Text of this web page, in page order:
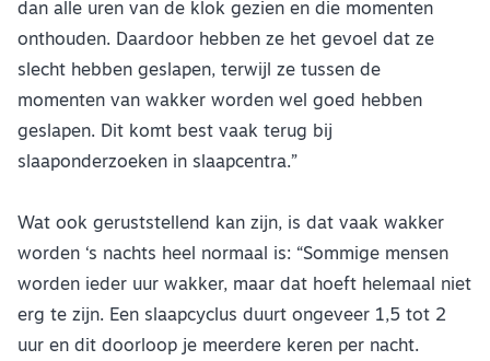
dan alle uren van de klok gezien en die momenten
onthouden. Daardoor hebben ze het gevoel dat ze
slecht hebben geslapen, terwijl ze tussen de
momenten van wakker worden wel goed hebben
geslapen. Dit komt best vaak terug bij
slaaponderzoeken in slaapcentra.”
Wat ook geruststellend kan zijn, is dat vaak wakker
worden ‘s nachts heel normaal is: “Sommige mensen
worden ieder uur wakker, maar dat hoeft helemaal niet
erg te zijn. Een slaapcyclus duurt ongeveer 1,5 tot 2
uur en dit doorloop je meerdere keren per nacht.